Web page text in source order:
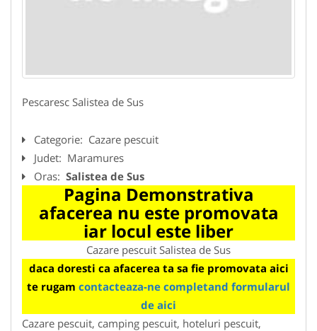
Pescaresc Salistea de Sus
Categorie: Cazare pescuit
Judet: Maramures
Oras: Salistea de Sus
Pagina Demonstrativa
afacerea nu este promovata
iar locul este liber
Cazare pescuit Salistea de Sus
daca doresti ca afacerea ta sa fie promovata aici
te rugam contacteaza-ne completand formularul
de aici
Cazare pescuit, camping pescuit, hoteluri pescuit,